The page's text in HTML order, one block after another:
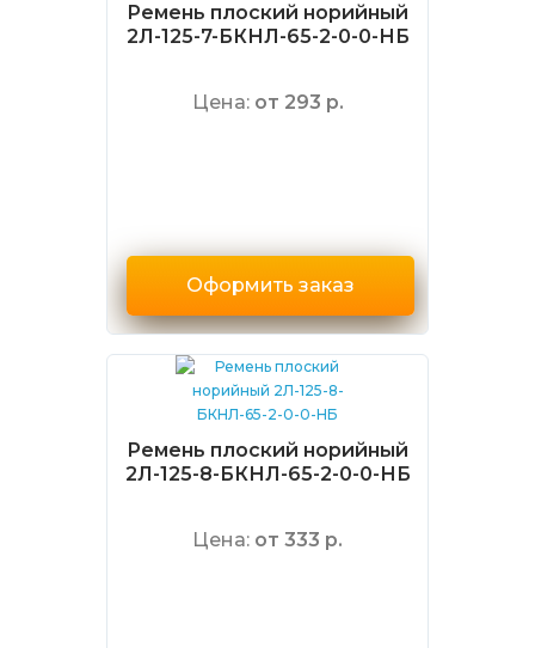
Ремень плоский норийный
2Л-125-7-БКНЛ-65-2-0-0-НБ
Цена: от 293 р.
Оформить заказ
Ремень плоский норийный
2Л-125-8-БКНЛ-65-2-0-0-НБ
Цена: от 333 р.